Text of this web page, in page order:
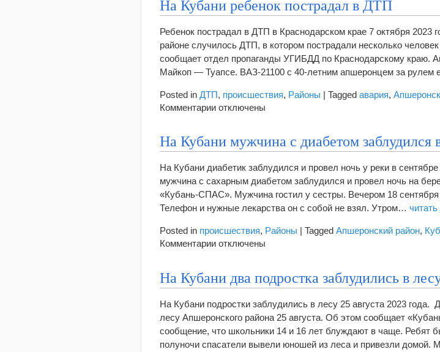
На Кубани ребенок пострадал в ДТП
Ребенок пострадал в ДТП в Краснодарском крае 7 октября 2023
районе случилось ДТП, в котором пострадали несколько
сообщает отдел пропаганды УГИБДД по Краснодарскому краю.
Майкоп — Туапсе. ВАЗ-21100 с 40-летним апшеронцем за рулем
Posted in ДТП, происшествия, Районы | Tagged авария,
Комментариик
Кубани
пострадал
в
ДТП
отключены
На Кубани мужчина с диабетом заблудился
На Кубани диабетик заблудился и провел ночь у реки в
мужчина с сахарным диабетом заблудился и провел ночь на
«Кубань-СПАС». Мужчина гостил у сестры. Вечером 18
Телефон и нужные лекарства он с собой не взял. Утром…
Posted in происшествия, Районы | Tagged Апшеронский район,
Комментариик
Кубани
с
диабетом
заблудился
в
отключены
На Кубани два подростка заблудились в
На Кубани подростки заблудились в лесу 25 августа 2023 года.
лесу Апшеронского района 25 августа. Об этом сообщает
сообщение, что школьники 14 и 16 лет блуждают в чаще. Ребят
полуночи спасатели вывели юношей из леса и привезли